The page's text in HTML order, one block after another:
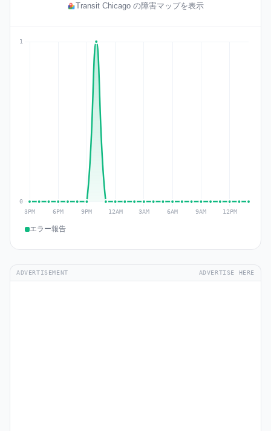
Transit Chicago の障害マップを表示
エラー報告
ADVERTISEMENT ADVERTISE HERE